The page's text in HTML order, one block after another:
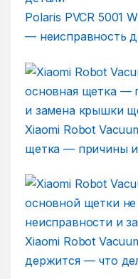
Polaris PVCR 5001
— неисправность
Xiaomi Robot
щетка — причины
Xiaomi Robot
держится — что